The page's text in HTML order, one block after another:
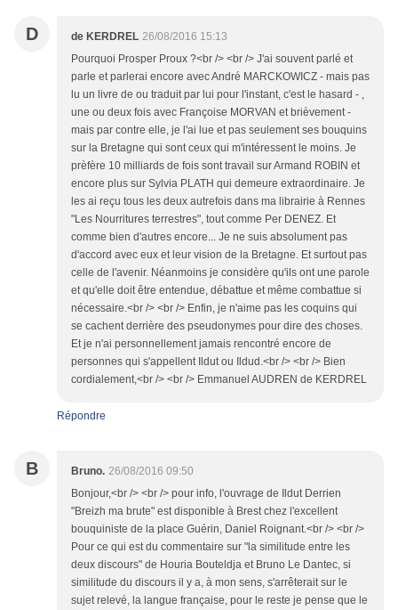
D de KERDREL 26/08/2016 15:13
Pourquoi Prosper Proux ?<br /> <br /> J'ai souvent parlé et
parle et parlerai encore avec André MARCKOWICZ - mais pas
lu un livre de ou traduit par lui pour l'instant, c'est le hasard - ,
une ou deux fois avec Françoise MORVAN et brièvement -
mais par contre elle, je l'ai lue et pas seulement ses bouquins
sur la Bretagne qui sont ceux qui m'intéressent le moins. Je
prèfère 10 milliards de fois sont travail sur Armand ROBIN et
encore plus sur Sylvia PLATH qui demeure extraordinaire. Je
les ai reçu tous les deux autrefois dans ma librairie à Rennes
"Les Nourritures terrestres", tout comme Per DENEZ. Et
comme bien d'autres encore... Je ne suis absolument pas
d'accord avec eux et leur vision de la Bretagne. Et surtout pas
celle de l'avenir. Néanmoins je considère qu'ils ont une parole
et qu'elle doit être entendue, débattue et même combattue si
nécessaire.<br /> <br /> Enfin, je n'aime pas les coquins qui
se cachent derrière des pseudonymes pour dire des choses.
Et je n'ai personnellement jamais rencontré encore de
personnes qui s'appellent Ildut ou Ildud.<br /> <br /> Bien
cordialement,<br /> <br /> Emmanuel AUDREN de KERDREL
Répondre
B Bruno. 26/08/2016 09:50
Bonjour,<br /> <br /> pour info, l'ouvrage de Ildut Derrien
"Breizh ma brute" est disponible à Brest chez l'excellent
bouquiniste de la place Guérin, Daniel Roignant.<br /> <br />
Pour ce qui est du commentaire sur "la similitude entre les
deux discours" de Houria Bouteldja et Bruno Le Dantec, si
similitude du discours il y a, à mon sens, s'arrêterait sur le
sujet relevé, la langue française, pour le reste je pense que le